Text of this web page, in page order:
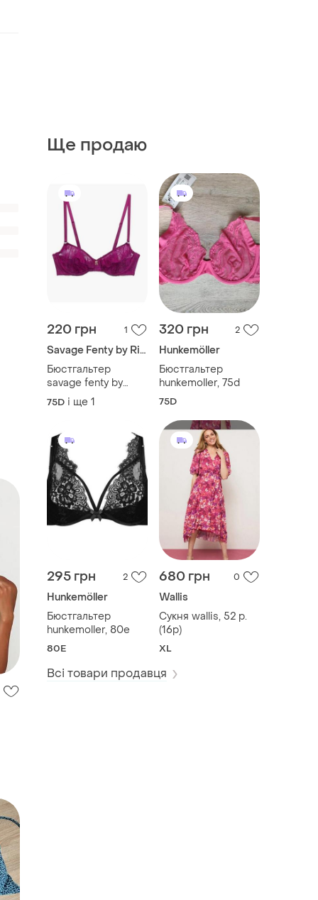
Ще продаю
220 грн 1
Savage Fenty by Rihanna
Бюстгальтер
savage fenty by
rihanna, 80c
75D і ще 1
320 грн 2
Hunkemöller
Бюстгальтер
hunkemoller, 75d
75D
295 грн 2
Hunkemöller
Бюстгальтер
hunkemoller, 80e
80E
680 грн 0
Wallis
Сукня wallis, 52 р.
(16р)
XL
Всі товари продавця